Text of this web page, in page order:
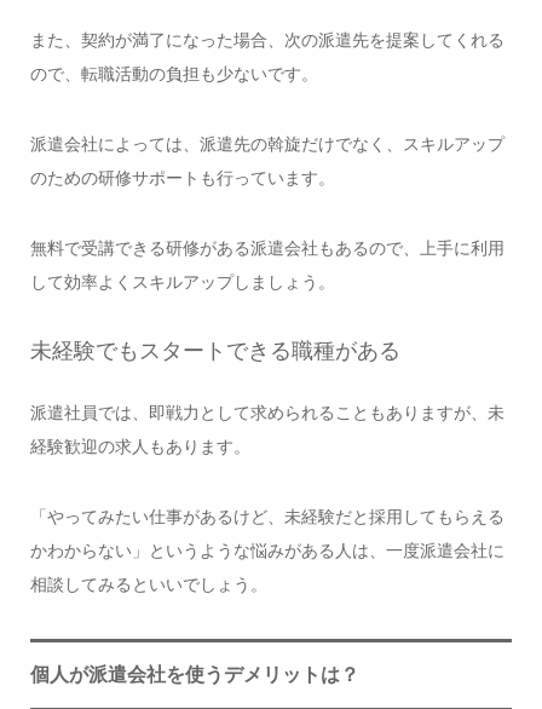
また、契約が満了になった場合、次の派遣先を提案してくれる
ので、転職活動の負担も少ないです。
派遣会社によっては、派遣先の斡旋だけでなく、スキルアップ
のための研修サポートも行っています。
無料で受講できる研修がある派遣会社もあるので、上手に利用
して効率よくスキルアップしましょう。
未経験でもスタートできる職種がある
派遣社員では、即戦力として求められることもありますが、未
経験歓迎の求人もあります。
「やってみたい仕事があるけど、未経験だと採用してもらえる
かわからない」というような悩みがある人は、一度派遣会社に
相談してみるといいでしょう。
個人が派遣会社を使うデメリットは？